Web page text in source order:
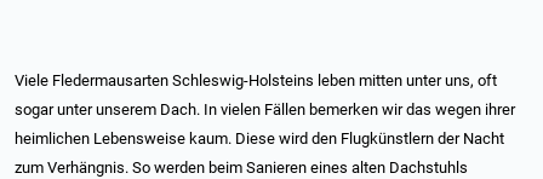
Viele Fledermausarten Schleswig-Holsteins leben mitten unter uns, oft
sogar unter unserem Dach. In vielen Fällen bemerken wir das wegen ihrer
heimlichen Lebensweise kaum. Diese wird den Flugkünstlern der Nacht
zum Verhängnis. So werden beim Sanieren eines alten Dachstuhls